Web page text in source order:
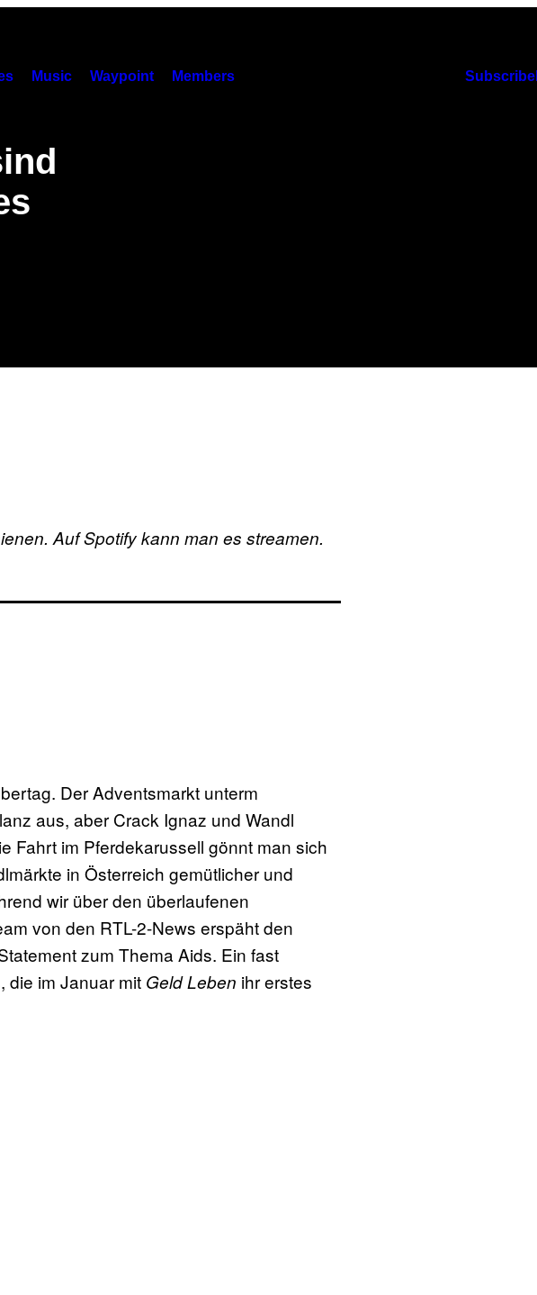
Music Waypoint Members Subscribe
Auf Spotify kann man es streamen.
Der Adventsmarkt unterm
aus, aber Crack Ignaz und Wandl
Fahrt im Pferdekarussell gönnt man sich
in Österreich gemütlicher und
wir über den überlaufenen
von den RTL-2-News erspäht den
zum Thema Aids. Ein fast
die im Januar mit Geld Leben ihr erstes